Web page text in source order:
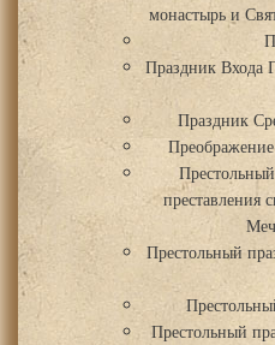
монастырь и
Праздник Входа
Праздник
преставления
Престольный
Престольный